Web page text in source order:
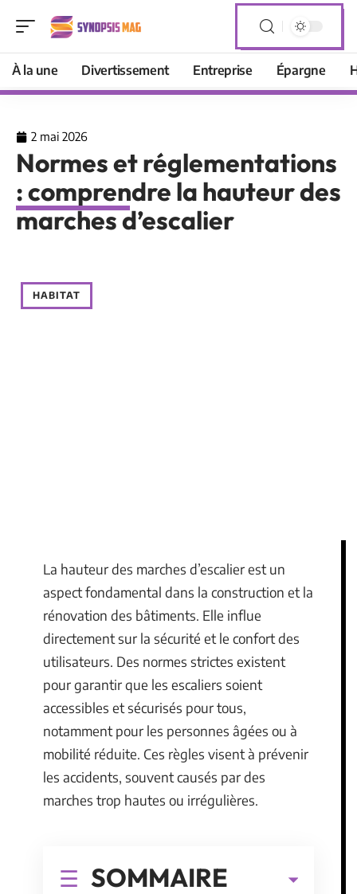
À la une Divertissement Entreprise Épargne
2 mai 2026
Normes et réglementations
: comprendre la hauteur des
marches d’escalier
HABITAT
La hauteur des marches d’escalier est un
aspect fondamental dans la construction et la
rénovation des bâtiments. Elle influe
directement sur la sécurité et le confort des
utilisateurs. Des normes strictes existent
pour garantir que les escaliers soient
accessibles et sécurisés pour tous,
notamment pour les personnes âgées ou à
mobilité réduite. Ces règles visent à prévenir
les accidents, souvent causés par des
marches trop hautes ou irrégulières.
SOMMAIRE